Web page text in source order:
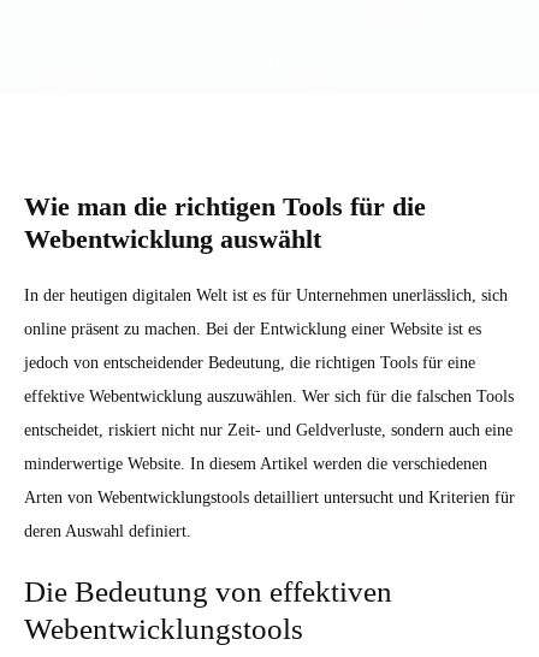
Wie man die richtigen Tools für die
Webentwicklung auswählt
In der heutigen digitalen Welt ist es für Unternehmen unerlässlich, sich
online präsent zu machen. Bei der Entwicklung einer Website ist es
jedoch von entscheidender Bedeutung, die richtigen Tools für eine
effektive Webentwicklung auszuwählen. Wer sich für die falschen Tools
entscheidet, riskiert nicht nur Zeit- und Geldverluste, sondern auch eine
minderwertige Website. In diesem Artikel werden die verschiedenen
Arten von Webentwicklungstools detailliert untersucht und Kriterien für
deren Auswahl definiert.
Die Bedeutung von effektiven
Webentwicklungstools